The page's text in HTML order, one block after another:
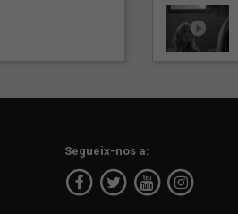
Segueix-nos a: